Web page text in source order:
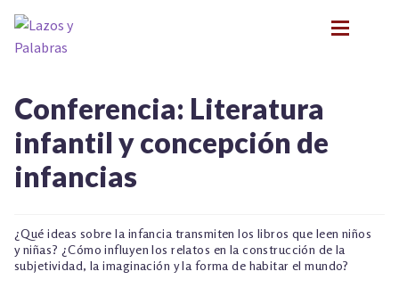
Ir
a
Ir
al
PRESENTACIONES
FORMACIÓN
LITERATURA INFANTIL Y JUVENIL
PSICOANÁLISIS Y LITERATURA INFANTIL
PRESENTACIONES
FORMACIÓN
NOVEDADES
LITERATURA INFANTIL Y JUVENIL
Conferencia: Literatura
infantil y concepción de
infancias
¿Qué ideas sobre la infancia transmiten los libros que leen niños
y niñas? ¿Cómo influyen los relatos en la construcción de la
subjetividad, la imaginación y la forma de habitar el mundo?